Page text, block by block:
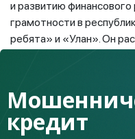
и развитию
грамотности в
ребята» и «Улан». Он
«Детские приложения»,
языках.
Рекомендуется для
кредит